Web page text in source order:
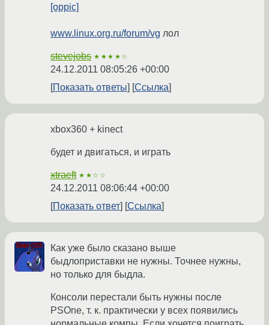
[oppic]
www.linux.org.ru/forum/vg лол
stevejobs ★★★★☆
24.12.2011 08:05:26 +00:00
Показать ответы
Ссылка
xbox360 + kinect
будет и двигаться, и играть
xtraeft ★★☆☆
24.12.2011 08:06:44 +00:00
Показать ответ
Ссылка
Как уже было сказано выше
быдлоприставки не нужны. Точнее нужны,
но только для быдла.
Консоли перестали быть нужны после
PSOne, т. к. практически у всех появились